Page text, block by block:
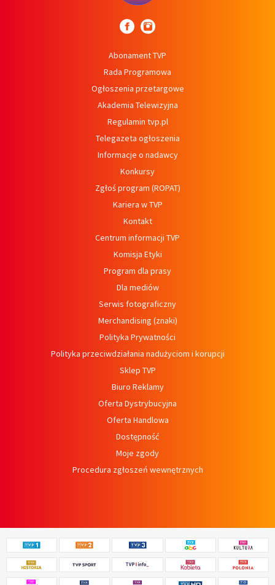
Abonament TVP
Rada Programowa
Ogłoszenia przetargowe
Akademia Telewizyjna
Regulamin tvp.pl
Telegazeta ogłoszenia
Informacje o nadawcy
Konkursy
Zgłoś program (ROPAT)
Kariera w TVP
Kontakt
Centrum informacji TVP
Komisja Etyki
Program dla prasy
Dla mediów
Serwis fotograficzny
Merchandising (znaki)
Polityka Prywatności
Polityka przeciwdziałania nadużyciom i korupcji
Sklep TVP
Biuro Reklamy
Oferta Dystrybucyjna
Oferta Handlowa
Dostępność
Moje zgody
Procedura zgłoszeń wewnętrznych